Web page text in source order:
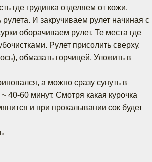
где грудинка отделяем от кожи.
И закручиваем рулет начиная с
оборачиваем рулет. Те места где
Рулет присолить сверху.
обмазать горчицей. Уложить в
а можно сразу сунуть в
40-60 минут. Смотря какая курочка
и при прокалывании сок будет